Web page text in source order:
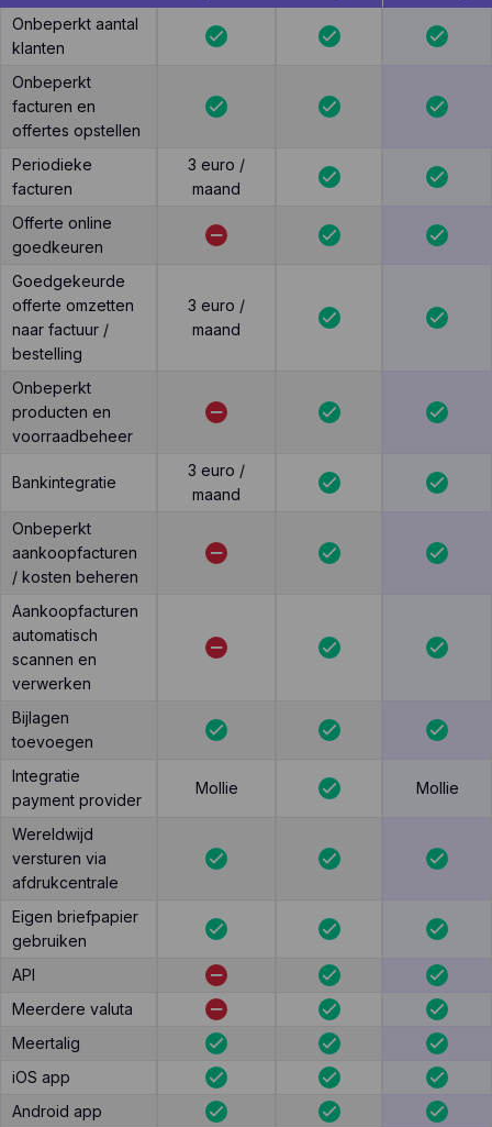
Onbeperkt aantal
klanten
Onbeperkt
facturen en
offertes opstellen
Periodieke
facturen
3 euro /
maand
Offerte online
goedkeuren
Goedgekeurde
offerte omzetten
naar factuur /
bestelling
3 euro /
maand
Onbeperkt
producten en
voorraadbeheer
Bankintegratie
3 euro /
maand
Onbeperkt
aankoopfacturen
/ kosten beheren
Aankoopfacturen
automatisch
scannen en
verwerken
Bijlagen
toevoegen
Integratie
payment provider
Mollie Mollie
Wereldwijd
versturen via
afdrukcentrale
Eigen briefpapier
gebruiken
API
Meerdere valuta
Meertalig
iOS app
Android app